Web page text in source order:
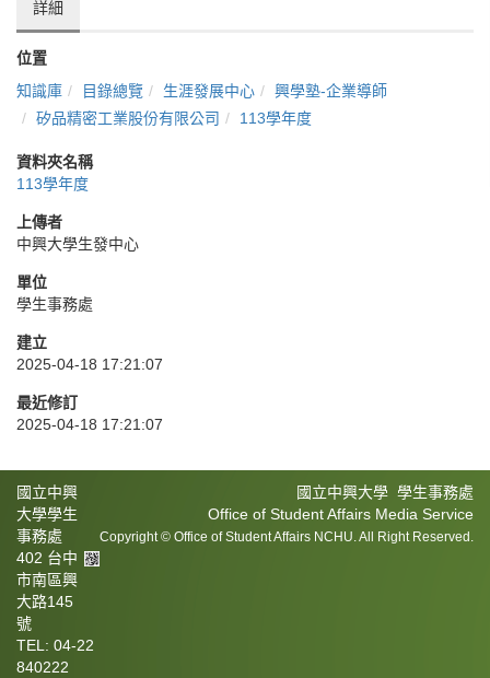
詳細
位置
知識庫
目錄總覽 生涯發展中心
興學塾-企業導師
矽品精密工業股份有限公司
113學年度
資料夾名稱
113學年度
上傳者
中興大學生發中心
單位
學生事務處
建立
2025-04-18 17:21:07
最近修訂
2025-04-18 17:21:07
國立中興大學 學生事務處
Office of Student Affairs Media Service
Copyright © Office of Student Affairs NCHU. All Right Reserved.
國立中興
大學學生
事務處
402 台中
市南區興
大路145
號
TEL: 04-22
840222